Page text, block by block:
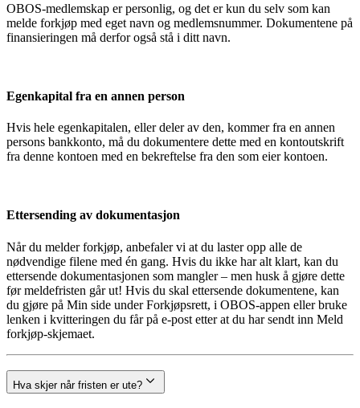
OBOS-medlemskap er personlig, og det er kun du selv som kan
melde forkjøp med eget navn og medlemsnummer. Dokumentene på
finansieringen må derfor også stå i ditt navn.
Egenkapital fra en annen person
Hvis hele egenkapitalen, eller deler av den, kommer fra en annen
persons bankkonto, må du dokumentere dette med en kontoutskrift
fra denne kontoen med en bekreftelse fra den som eier kontoen.
Ettersending av dokumentasjon
Når du melder forkjøp, anbefaler vi at du laster opp alle de
nødvendige filene med én gang. Hvis du ikke har alt klart, kan du
ettersende dokumentasjonen som mangler – men husk å gjøre dette
før meldefristen går ut! Hvis du skal ettersende dokumentene, kan
du gjøre på Min side under Forkjøpsrett, i OBOS-appen eller bruke
lenken i kvitteringen du får på e-post etter at du har sendt inn Meld
forkjøp-skjemaet.
Hva skjer når fristen er ute?